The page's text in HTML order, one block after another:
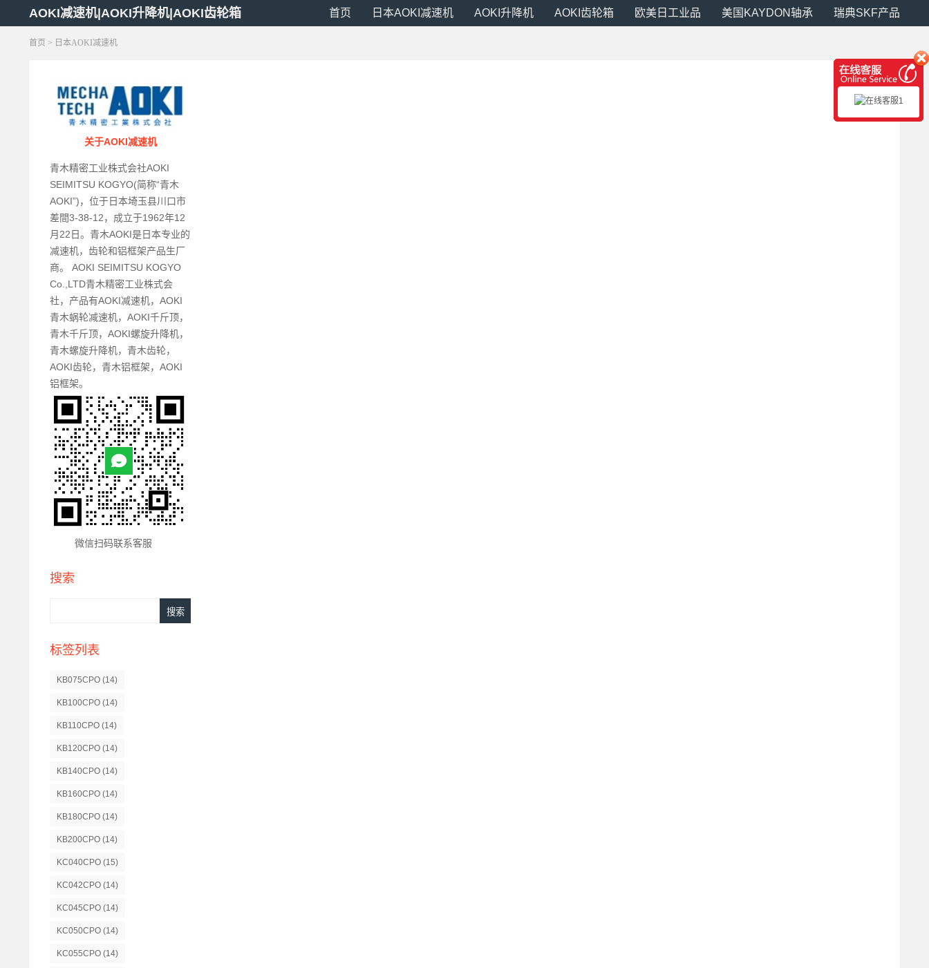
AOKI减速机|AOKI升降机|AOKI齿轮箱 首页 日本AOKI减速机 AOKI升降机 AOKI齿轮箱 欧美日工业品 美国KAYDON轴承 瑞典SKF产品
首页 > 日本AOKI减速机
关于AOKI减速机
青木精密工业株式会社AOKI
SEIMITSU KOGYO(简称“青木
AOKI”)，位于日本埼玉县川口市
差間3-38-12，成立于1962年12
月22日。青木AOKI是日本专业的
减速机，齿轮和铝框架产品生厂
商。 AOKI SEIMITSU KOGYO
Co.,LTD青木精密工业株式会
社，产品有AOKI减速机，AOKI
青木蜗轮减速机，AOKI千斤顶，
青木千斤顶，AOKI螺旋升降机，
青木螺旋升降机，青木齿轮，
AOKI齿轮，青木铝框架，AOKI
铝框架。
微信扫码联系客服
搜索
标签列表
KB075CPO (14)
KB100CPO (14)
KB110CPO (14)
KB120CPO (14)
KB140CPO (14)
KB160CPO (14)
KB180CPO (14)
KB200CPO (14)
KC040CPO (15)
KC042CPO (14)
KC045CPO (14)
KC050CPO (14)
KC055CPO (14)